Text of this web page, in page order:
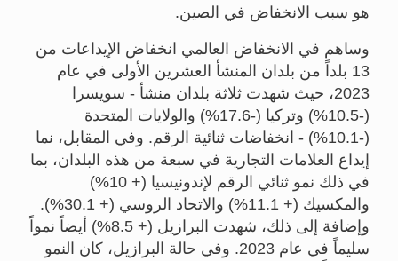
هو سبب الانخفاض في الصين.
وساهم في الانخفاض العالمي انخفاض الإيداعات من
13 بلداً من بلدان المنشأ العشرين الأولى في عام
2023، حيث شهدت ثلاثة بلدان منشأ - سويسرا
(-10.5%) وتركيا (-17.6%) والولايات المتحدة
(-10.1%) - انخفاضات ثنائية الرقم. وفي المقابل، نما
إيداع العلامات التجارية في سبعة من هذه البلدان، بما
في ذلك نمو ثنائي الرقم لإندونيسيا (+ 10%)
والمكسيك (+ 11.1%) والاتحاد الروسي (+ 30.1%).
وإضافة إلى ذلك، شهدت البرازيل (+ 8.5%) أيضاً نمواً
سليماً في عام 2023. وفي حالة البرازيل، كان النمو